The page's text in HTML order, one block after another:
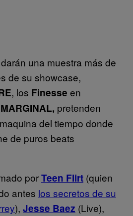
una muestra más de
de su showcase,
, los Finesse en
MARGINAL, pretenden
del tiempo donde
de puros beats
porTeen Flirt (quien
antes los secretos de su
), Jesse Baez (Live),